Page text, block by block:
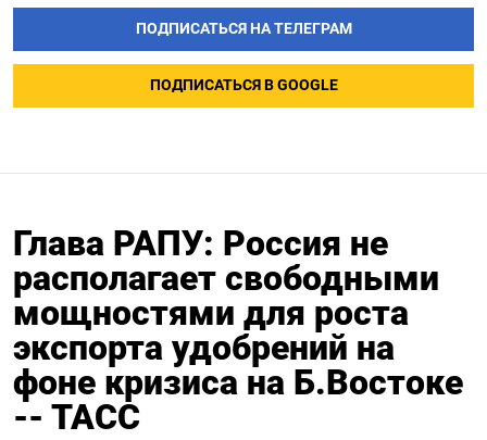
ПОДПИСАТЬСЯ НА ТЕЛЕГРАМ
ПОДПИСАТЬСЯ В GOOGLE
Глава РАПУ: Россия не
располагает свободными
мощностями для роста
экспорта удобрений на
фоне кризиса на Б.Востоке
-- ТАСС